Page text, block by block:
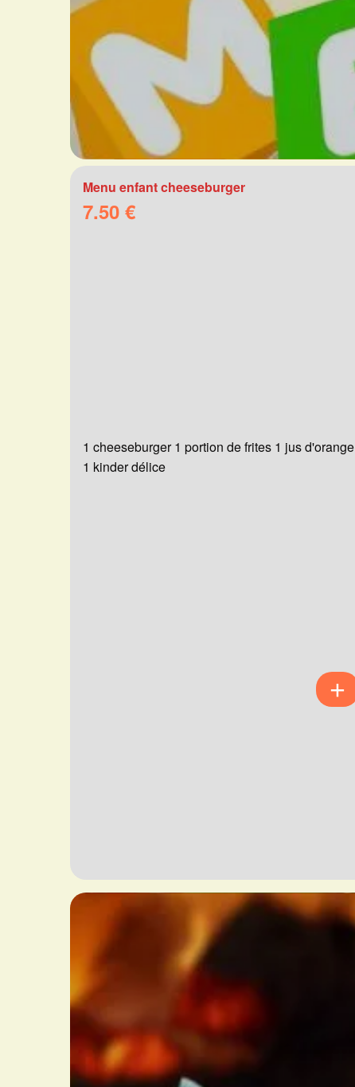
Menu enfant cheeseburger
7.50 €
1 cheeseburger 1 portion de frites 1 jus d'orange
1 kinder délice